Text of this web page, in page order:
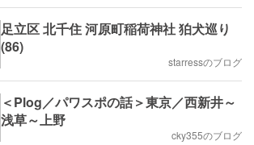
足立区 北千住 河原町稲荷神社 狛犬巡り
(86)
starressのブログ
＜Plog／パワスポの話＞東京／西新井～
浅草～上野
cky355のブログ